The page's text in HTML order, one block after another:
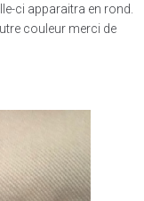
ci apparaitra en rond.
couleur merci de